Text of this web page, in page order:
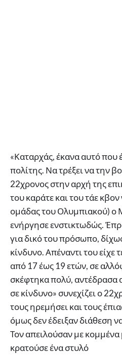
«Καταρχάς, έκανα αυτό που
πολίτης. Να τρέξει να την
22χρονος στην αρχή της
του καράτε και του τάε
ομάδας του Ολυμπιακού) ο
ενήργησε ενστικτωδώς.
για δικό του πρόσωπο,
κίνδυνο. Απέναντι του είχε
από 17 έως 19 ετών, σε
σκέφτηκα πολύ, αντέδρασα
σε κίνδυνο» συνεχίζει ο
τους ηρεμήσει και τους
όμως δεν έδειξαν διάθεση
Τον απειλούσαν με κομμένα
κρατούσε ένα στυλό